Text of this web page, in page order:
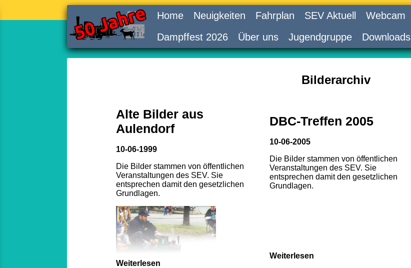
Home Neuigkeiten Fahrplan SEV Aktuell Webcam
Dampffest 2026
Über uns Jugendgruppe Downloads
Bilderarchiv
Alte Bilder aus
Aulendorf
10-06-1999
Die Bilder stammen von öffentlichen
Veranstaltungen des SEV. Sie
entsprechen damit den gesetzlichen
Grundlagen.
Weiterlesen
DBC-Treffen 2005
10-06-2005
Die Bilder stammen von öffentlichen
Veranstaltungen des SEV. Sie
entsprechen damit den gesetzlichen
Grundlagen.
Weiterlesen